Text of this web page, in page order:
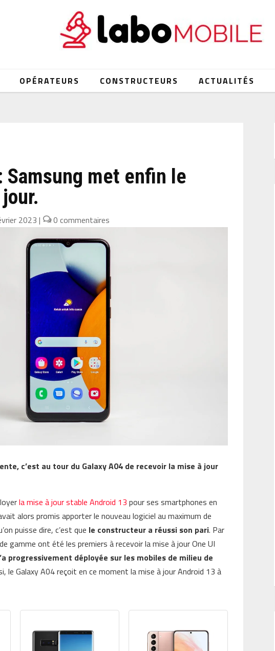
OPÉRATEURS CONSTRUCTEURS ACTUALITÉS
Samsung met enfin le
2023 | 0 commentaires
c’est au tour du Galaxy A04 de recevoir la mise à jour
la mise à jour stable Android 13 pour ses smartphones en
alors promis apporter le nouveau logiciel au maximum de
puisse dire, c’est que le constructeur a réussi son pari. Par
gamme ont été les premiers à recevoir la mise à jour One UI
progressivement déployée sur les mobiles de milieu de
le Galaxy A04 reçoit en ce moment la mise à jour Android 13 à